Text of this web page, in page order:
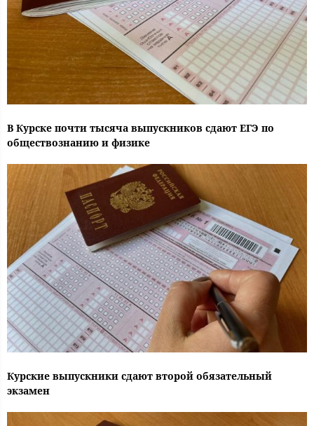
В Курске почти тысяча выпускников сдают ЕГЭ по
обществознанию и физике
Курские выпускники сдают второй обязательный
экзамен